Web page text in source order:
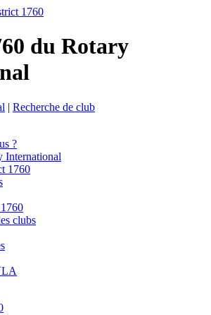
du Rotary
| Recherche de club
?
International
1760
clubs